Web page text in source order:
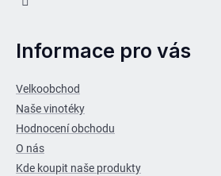
Informace pro vás
Velkoobchod
Naše vinotéky
Hodnocení obchodu
O nás
Kde koupit naše produkty